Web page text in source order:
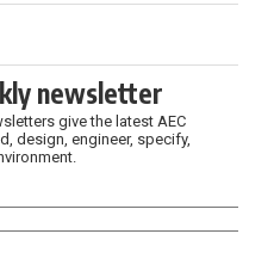
newsletter
give the latest AEC
design, engineer, specify,